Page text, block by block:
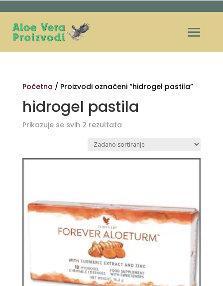
Početna / Proizvodi označeni “hidrogel pastila”
hidrogel pastila
Prikazuje se svih 2 rezultata